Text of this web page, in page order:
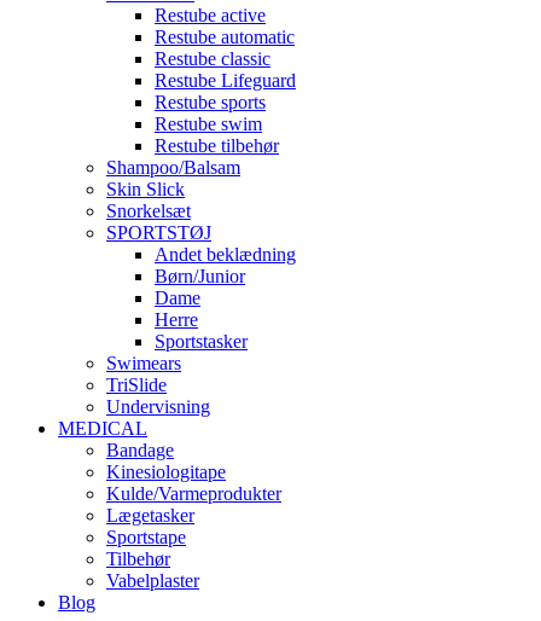
Restube active
Restube automatic
Restube classic
Restube Lifeguard
Restube sports
Restube swim
Restube tilbehør
Shampoo/Balsam
Skin Slick
Snorkelsæt
SPORTSTØJ
Andet beklædning
Børn/Junior
Dame
Herre
Sportstasker
Swimears
TriSlide
Undervisning
MEDICAL
Bandage
Kinesiologitape
Kulde/Varmeprodukter
Lægetasker
Sportstape
Tilbehør
Vabelplaster
Blog